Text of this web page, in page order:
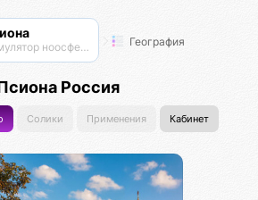
Cимулятор ноосферы География
Россия
Солики Применения Кабинет